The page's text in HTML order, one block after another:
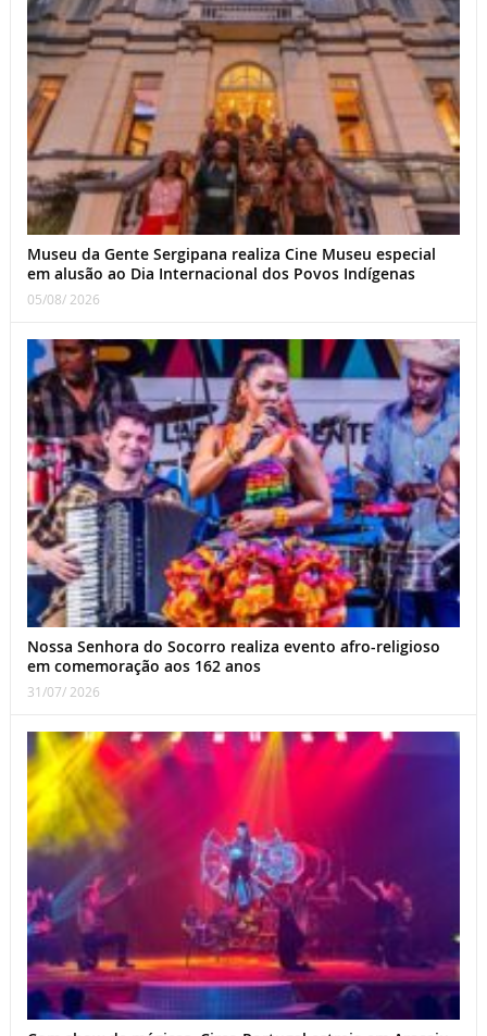
Museu da Gente Sergipana realiza Cine Museu especial
em alusão ao Dia Internacional dos Povos Indígenas
05/08/ 2026
Nossa Senhora do Socorro realiza evento afro-religioso
em comemoração aos 162 anos
31/07/ 2026